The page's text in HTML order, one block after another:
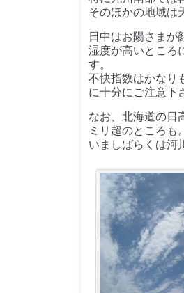
そのほかの地域は
日中はお陽さまが
湿度が高いところ
す。
不快指数はかなり
に十分にご注意下
なお、北海道の日
ミリ超のところも。
いましばらくは河